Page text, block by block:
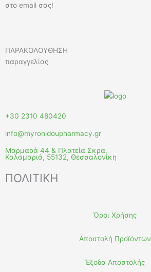
στο email σας!
ΠΑΡΑΚΟΛΟΥΘΗΣΗ
παραγγελίας
+30 2310 480420
info@myronidoupharmacy.gr
Μαρμαρά 44 & Πλατεία Σκρα,
Καλαμαριά, 55132, Θεσσαλονίκη
ΠΟΛΙΤΙΚΗ
Όροι Χρήσης
Αποστολή Προϊόντων
Έξοδα Αποστολής